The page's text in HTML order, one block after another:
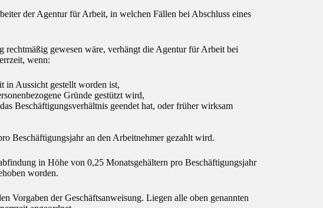
der Agentur für Arbeit, in welchen Fällen bei Abschluss eines
gewesen wäre, verhängt die Agentur für Arbeit bei
wenn:
in Aussicht gestellt worden ist,
Gründe gestützt wird,
Beschäftigungsverhältnis geendet hat, oder früher wirksam
Beschäftigungsjahr an den Arbeitnehmer gezahlt wird.
in Höhe von 0,25 Monatsgehältern pro Beschäftigungsjahr
worden.
Vorgaben der Geschäftsanweisung. Liegen alle oben genannten